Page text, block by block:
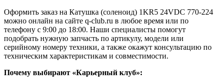
Оформить заказ на Катушка (соленоид) 1KR5 24VDC 770-224
можно онлайн на сайте q-club.ru в любое время или по
телефону с 9:00 до 18:00. Наши специалисты помогут
подобрать нужную запчасть по артикулу, модели или
серийному номеру техники, а также окажут консультацию по
техническим характеристикам и совместимости.
Почему выбирают «Карьерный клуб»: